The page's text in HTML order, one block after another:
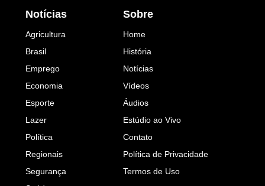
Notícias
Agricultura
Brasil
Emprego
Economia
Esporte
Lazer
Política
Regionais
Segurança
Sobre
Home
História
Notícias
Vídeos
Áudios
Estúdio ao Vivo
Contato
Política de Privacidade
Termos de Uso